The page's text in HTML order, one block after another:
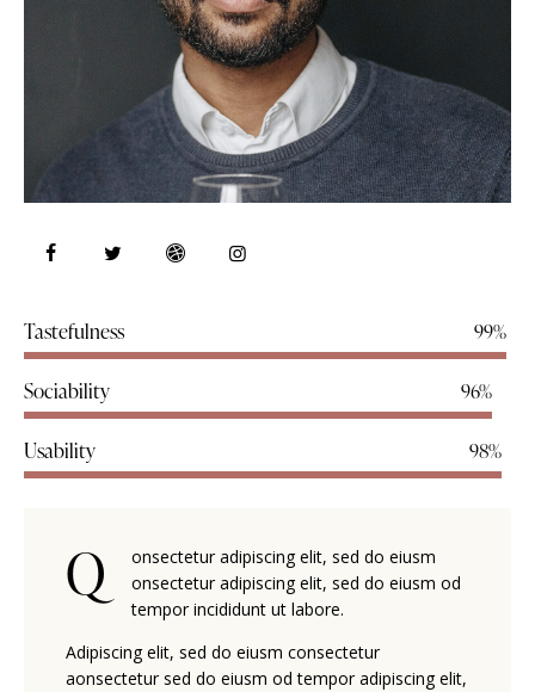
Tastefulness 99%
Sociability 96%
Usability 98%
Q
onsectetur adipiscing elit, sed do eiusm
onsectetur adipiscing elit, sed do eiusm od
tempor incididunt ut labore.
Adipiscing elit, sed do eiusm consectetur
aonsectetur sed do eiusm od tempor adipiscing elit,